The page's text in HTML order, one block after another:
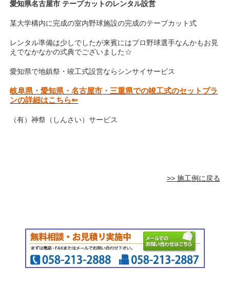
愛知県名古屋市 テープカットのレンタル設営
某大学構内に完成の室内野球施設の完成のテープカット式
レンタル準備は少しでしたが来賓にはプロ野球選手なんかもお見
えでなかなかの式典でございました☆
愛知県で地鎮祭・竣工式設営ならシンサイサービス
岐阜県・愛知県・名古屋市・三重県での竣工式のセットプラ
ンの詳細はこちら⇐
（有）神祭（しんさい）サービス
>> 施工例に戻る